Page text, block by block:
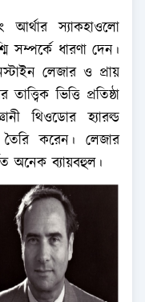
স্যাকহাওলো
সম্পর্কে ধারণা দেন।
লেজার ও প্রায়
ভিত্তি প্রতিষ্ঠা
থিওডোর হ্যারল্ড
করেন। লেজার
অনেক ব্যায়বহুল।